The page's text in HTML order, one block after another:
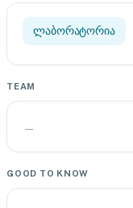
ლაბორატორია
TEAM
—
GOOD TO KNOW